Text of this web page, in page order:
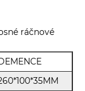
ráčnové